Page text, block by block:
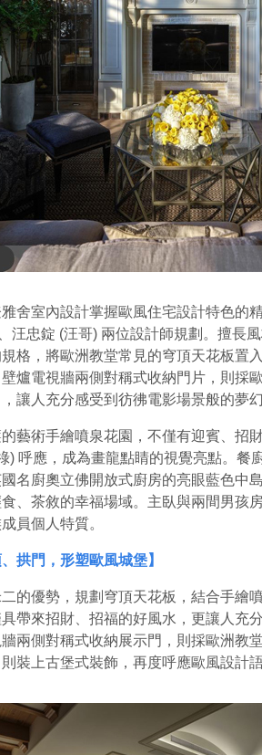
舍室內設計掌握歐風住宅設計特色的
汪忠錠 (汪哥) 兩位設計師規劃。擅長
格，將歐洲教堂常見的穹頂天花板置
爐電視牆兩側對稱式收納門片，則採
讓人充分感受到彷彿電影場景般的夢幻
藝術手繪噴泉花園，不僅有迎賓、招
) 呼應，成為畫龍點睛的視覺亮點。餐
名廚奧立佛開放式廚房的亮眼藍色中
、茶敘的幸福場域。主臥與兩間男孩
員個人特質。
拱門，形塑歐風城堡】
的優勢，規劃穹頂天花板，結合手繪
帶來招財、招福的好風水，更讓人充
兩側對稱式收納展示門，則採歐洲教
裝上古堡式裝飾，再度呼應歐風設計語